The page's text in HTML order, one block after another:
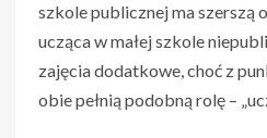
szkole publicznej ma szerszą
ucząca w małej szkole
zajęcia dodatkowe, choć z
obie pełnią podobną rolę –